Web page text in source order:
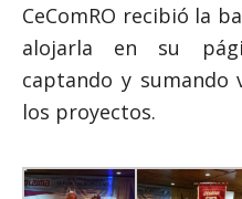
CeComRO recibió la
alojarla en su
captando y sumando
los proyectos.